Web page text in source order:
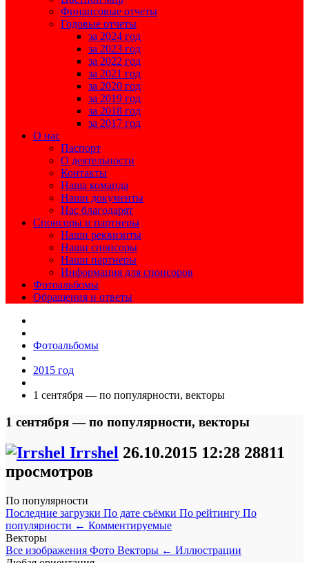
Финансовые отчеты
Годовые отчеты
за 2024 год
за 2023 год
за 2022 год
за 2021 год
за 2020 год
за 2019 год
за 2018 год
за 2017 год
О нас
Паспорт
О деятельности
Контакты
Наша команда
Наши документы
Нас благодарят
Спонсоры и партнеры
Наши реквизиты
Наши спонсоры
Наши партнеры
Информация для спонсоров
Фотоальбомы
Обращения и ответы
Фотоальбомы
2015 год
1 сентября — по популярности, векторы
1 сентября — по популярности, векторы
Irrshel 26.10.2015 12:28 28811
просмотров
По популярности
Последние загрузки По дате съёмки По рейтингу По
популярности ← Комментируемые
Векторы
Все изображения Фото Векторы ← Иллюстрации